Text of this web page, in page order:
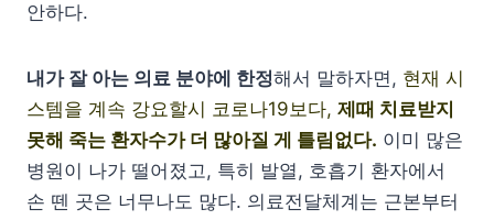
안하다.
내가 잘 아는 의료 분야에 한정해서 말하자면, 현재 시
스템을 계속 강요할시 코로나19보다, 제때 치료받지
못해 죽는 환자수가 더 많아질 게 틀림없다. 이미 많은
병원이 나가 떨어졌고, 특히 발열, 호흡기 환자에서
손 뗀 곳은 너무나도 많다. 의료전달체계는 근본부터